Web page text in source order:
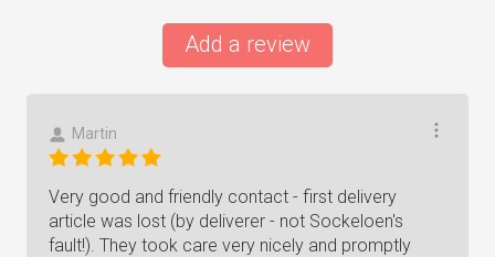
Add a review
Martin
Very good and friendly contact - first delivery
article was lost (by deliverer - not Sockeloen's
fault!). They took care very nicely and promptly